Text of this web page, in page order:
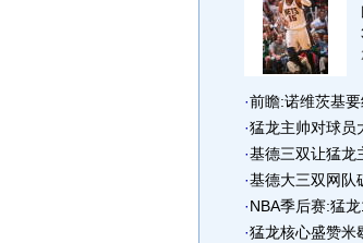
·前瞻:诺维茨基
·猛龙主帅对球员
·基德三双让猛龙
·基德大三双网队
·NBA季后赛:猛
·猛龙核心盛赞米